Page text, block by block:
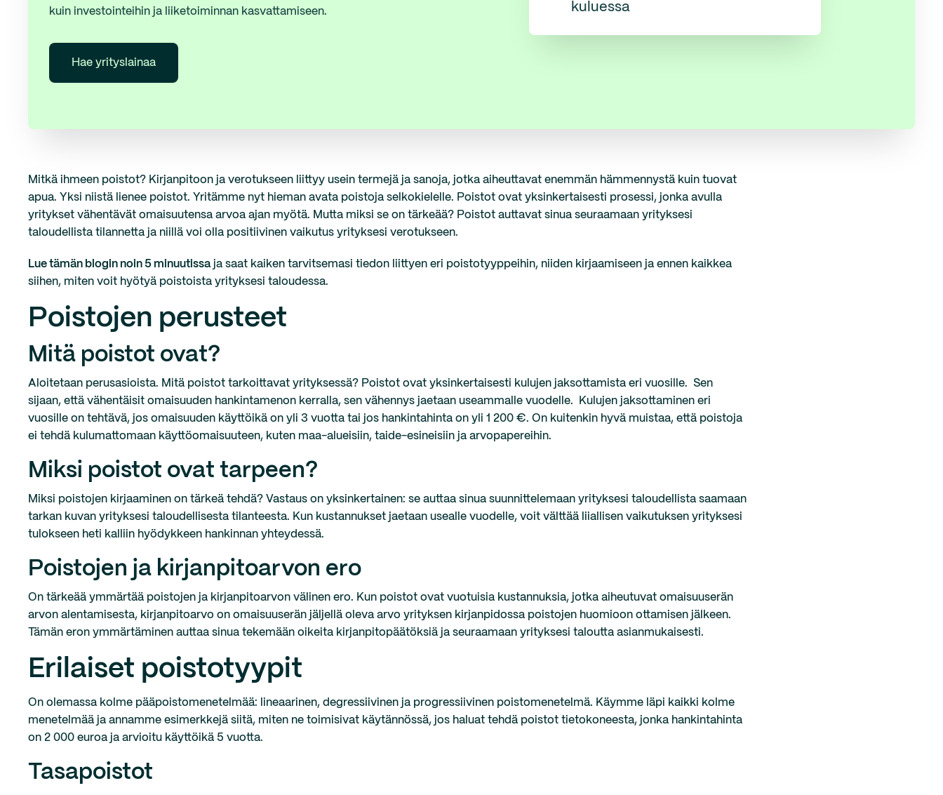
kuin investointeihin ja liiketoiminnan kasvattamiseen.
Hae yrityslainaa
kuluessa
Mitkä ihmeen poistot? Kirjanpitoon ja verotukseen liittyy usein termejä ja sanoja, jotka aiheuttavat enemmän hämmennystä kuin tuovat
apua. Yksi niistä lienee poistot. Yritämme nyt hieman avata poistoja selkokielelle. Poistot ovat yksinkertaisesti prosessi, jonka avulla
yritykset vähentävät omaisuutensa arvoa ajan myötä. Mutta miksi se on tärkeää? Poistot auttavat sinua seuraamaan yrityksesi
taloudellista tilannetta ja niillä voi olla positiivinen vaikutus yrityksesi verotukseen.
Lue tämän blogin noin 5 minuutissaja saat kaiken tarvitsemasi tiedon liittyen eri poistotyyppeihin, niiden kirjaamiseen ja ennen kaikkea
siihen, miten voit hyötyä poistoista yrityksesi taloudessa.
Poistojen perusteet
Mitä poistot ovat?
Aloitetaan perusasioista. Mitä poistot tarkoittavat yrityksessä? Poistot ovat yksinkertaisesti kulujen jaksottamista eri vuosille. Sen
sijaan, että vähentäisit omaisuuden hankintamenon kerralla, sen vähennys jaetaan useammalle vuodelle. Kulujen jaksottaminen eri
vuosille on tehtävä, jos omaisuuden käyttöikä on yli 3 vuotta tai jos hankintahinta on yli 1 200 €. On kuitenkin hyvä muistaa, että poistoja
ei tehdä kulumattomaan käyttöomaisuuteen, kuten maa-alueisiin, taide-esineisiin ja arvopapereihin.
Miksi poistot ovat tarpeen?
Miksi poistojen kirjaaminen on tärkeä tehdä? Vastaus on yksinkertainen: se auttaa sinua suunnittelemaan yrityksesi taloudellista saamaan
tarkan kuvan yrityksesi taloudellisesta tilanteesta. Kun kustannukset jaetaan usealle vuodelle, voit välttää liiallisen vaikutuksen yrityksesi
tulokseen heti kalliin hyödykkeen hankinnan yhteydessä.
Poistojen ja kirjanpitoarvon ero
On tärkeää ymmärtää poistojen ja kirjanpitoarvon välinen ero. Kun poistot ovat vuotuisia kustannuksia, jotka aiheutuvat omaisuuserän
arvon alentamisesta, kirjanpitoarvo on omaisuuserän jäljellä oleva arvo yrityksen kirjanpidossa poistojen huomioon ottamisen jälkeen.
Tämän eron ymmärtäminen auttaa sinua tekemään oikeita kirjanpitopäätöksiä ja seuraamaan yrityksesi taloutta asianmukaisesti.
Erilaiset poistotyypit
On olemassa kolme pääpoistomenetelmää: lineaarinen, degressiivinen ja progressiivinen poistomenetelmä. Käymme läpi kaikki kolme
menetelmää ja annamme esimerkkejä siitä, miten ne toimisivat käytännössä, jos haluat tehdä poistot tietokoneesta, jonka hankintahinta
on 2 000 euroa ja arvioitu käyttöikä 5 vuotta.
Tasapoistot